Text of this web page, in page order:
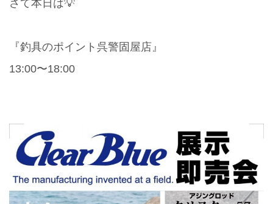
さて本日は💡
『釣具のポイント呉警固屋店』
13:00〜18:00